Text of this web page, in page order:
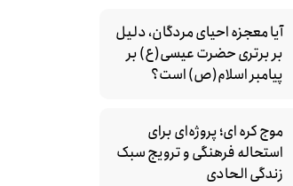
آیا معجزه احیای مردگان، دلیل
بر برتری حضرت عیسی(ع) بر
پیامبر اسلام(ص) است؟
موج کره‌ ای؛ پروژه‌ای برای
استحاله فرهنگی و ترویج سبک
زندگی الحادی